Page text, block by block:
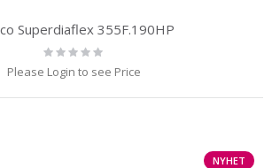
Superdiaflex 355F.190HP
Rating:
0%
Please Login to see Price
NYHET